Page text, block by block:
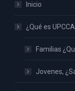
Inicio
¿Qué es
Familias
Jovenes,